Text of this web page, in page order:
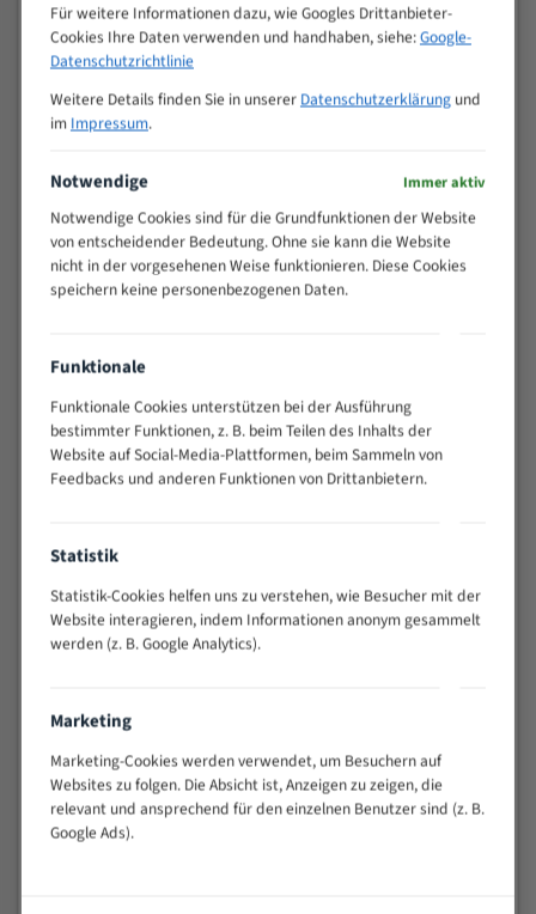
M (mm)
Zähne pro
Zoll (ZpZ)
>
25
10/14
25 - 50
50 - 120
4/6
80 - 180
3/4
130 -
450
200 -
600
1,1/1,6
> 500
0,75/1,25
Vorteile:
Anwendungen
Widerstandsfähig gegen Zahnbruch auch bei
schwierigen Werkstücken (Materialmischung,
wechselnde Verbindungslängen)
Äußerst verschleißfest
Technische Beschreibung:
Positiver Spanwinkel
Für weitere Informationen dazu, wie Googles Drittanbieter-
Cookies Ihre Daten verwenden und handhaben, siehe:Google-
Datenschutzrichtlinie
Weitere Details finden Sie in unserer Datenschutzerklärungund
im Impressum.
Notwendige Immer aktiv
Notwendige Cookies sind für die Grundfunktionen der Website
von entscheidender Bedeutung. Ohne sie kann die Website
nicht in der vorgesehenen Weise funktionieren. Diese Cookies
speichern keine personenbezogenen Daten.
Funktionale
Funktionale Cookies unterstützen bei der Ausführung
bestimmter Funktionen, z. B. beim Teilen des Inhalts der
Website auf Social-Media-Plattformen, beim Sammeln von
Feedbacks und anderen Funktionen von Drittanbietern.
Statistik
Statistik-Cookies helfen uns zu verstehen, wie Besucher mit der
Website interagieren, indem Informationen anonym gesammelt
werden (z. B. Google Analytics).
Marketing
Marketing-Cookies werden verwendet, um Besuchern auf
Websites zu folgen. Die Absicht ist, Anzeigen zu zeigen, die
relevant und ansprechend für den einzelnen Benutzer sind (z. B.
Google Ads).